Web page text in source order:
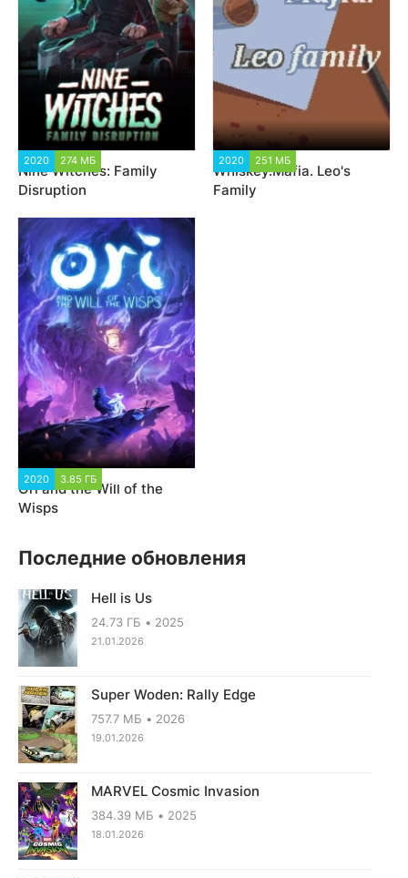
2020 274 МБ
Nine Witches: Family
Disruption
2020 251 МБ
Whiskey.Mafia. Leo's
Family
2020 3.85 ГБ
Ori and the Will of the
Wisps
Последние обновления
Hell is Us
24.73 ГБ 2025
21.01.2026
Super Woden: Rally Edge
757.7 МБ 2026
19.01.2026
MARVEL Cosmic Invasion
384.39 МБ 2025
18.01.2026